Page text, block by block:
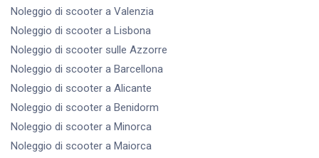
Noleggio di scooter a Valenzia
Noleggio di scooter a Lisbona
Noleggio di scooter sulle Azzorre
Noleggio di scooter a Barcellona
Noleggio di scooter a Alicante
Noleggio di scooter a Benidorm
Noleggio di scooter a Minorca
Noleggio di scooter a Maiorca